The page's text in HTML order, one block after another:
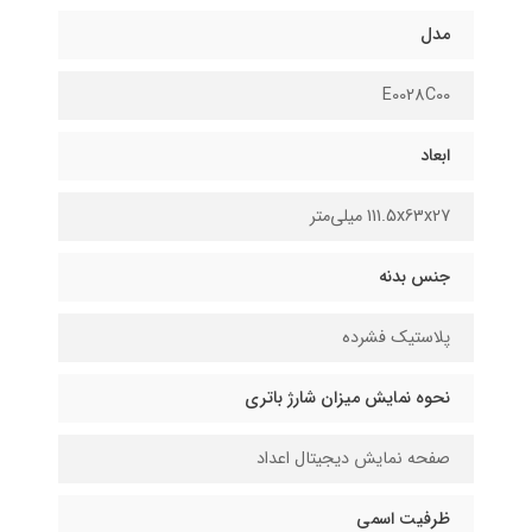
مدل
E0028C00
ابعاد
111.5x63x27 میلی‌متر
جنس بدنه
پلاستیک فشرده
نحوه نمایش میزان شارژ باتری
صفحه نمایش دیجیتال اعداد
ظرفیت اسمی